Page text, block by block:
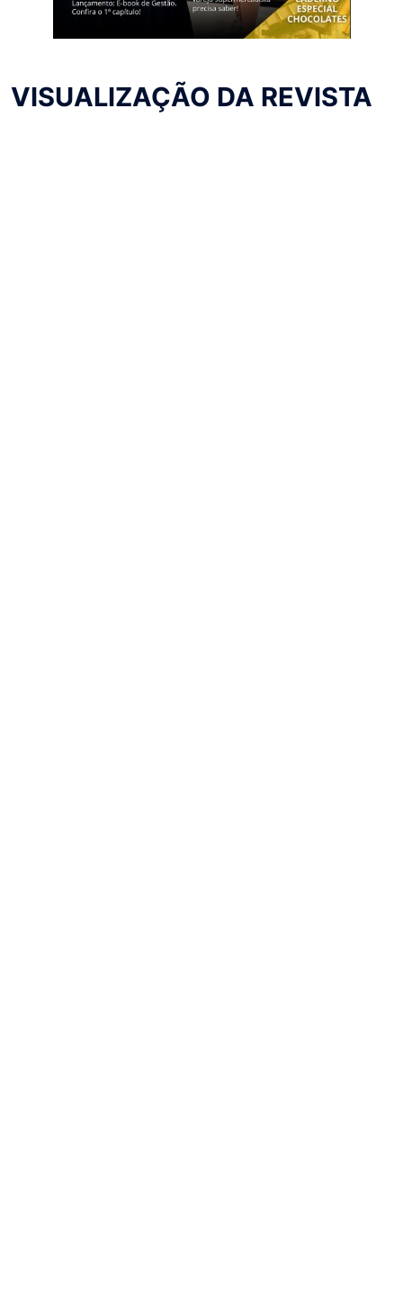
VISUALIZAÇÃO DA REVISTA